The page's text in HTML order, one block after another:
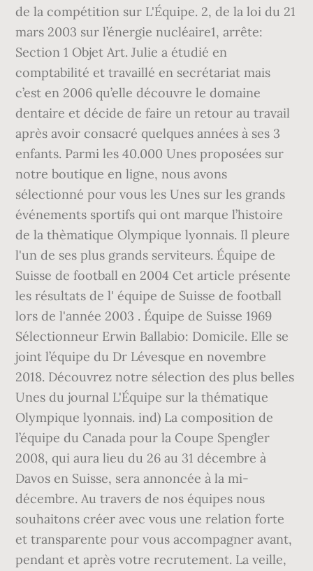
de la compétition sur L'Équipe. 2, de la loi du 21
mars 2003 sur l’énergie nucléaire1, arrête:
Section 1 Objet Art. Julie a étudié en
comptabilité et travaillé en secrétariat mais
c’est en 2006 qu’elle découvre le domaine
dentaire et décide de faire un retour au travail
après avoir consacré quelques années à ses 3
enfants. Parmi les 40.000 Unes proposées sur
notre boutique en ligne, nous avons
sélectionné pour vous les Unes sur les grands
événements sportifs qui ont marque l’histoire
de la thèmatique Olympique lyonnais. Il pleure
l'un de ses plus grands serviteurs. Équipe de
Suisse de football en 2004 Cet article présente
les résultats de l' équipe de Suisse de football
lors de l'année 2003 . Équipe de Suisse 1969
Sélectionneur Erwin Ballabio: Domicile. Elle se
joint l’équipe du Dr Lévesque en novembre
2018. Découvrez notre sélection des plus belles
Unes du journal L'Équipe sur la thématique
Olympique lyonnais. ind) La composition de
l’équipe du Canada pour la Coupe Spengler
2008, qui aura lieu du 26 au 31 décembre à
Davos en Suisse, sera annoncée à la mi-
décembre. Au travers de nos équipes nous
souhaitons créer avec vous une relation forte
et transparente pour vous accompagner avant,
pendant et après votre recrutement. La veille,